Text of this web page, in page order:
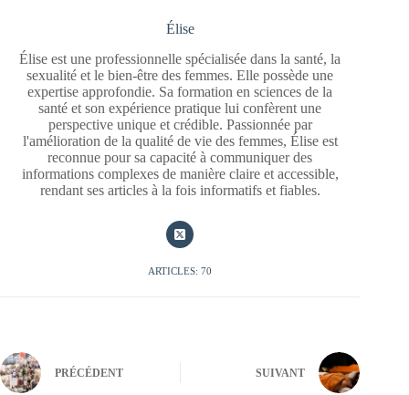
Élise
Élise est une professionnelle spécialisée dans la santé, la
sexualité et le bien-être des femmes. Elle possède une
expertise approfondie. Sa formation en sciences de la
santé et son expérience pratique lui confèrent une
perspective unique et crédible. Passionnée par
l'amélioration de la qualité de vie des femmes, Élise est
reconnue pour sa capacité à communiquer des
informations complexes de manière claire et accessible,
rendant ses articles à la fois informatifs et fiables.
ARTICLES: 70
PRÉCÉDENT SUIVANT